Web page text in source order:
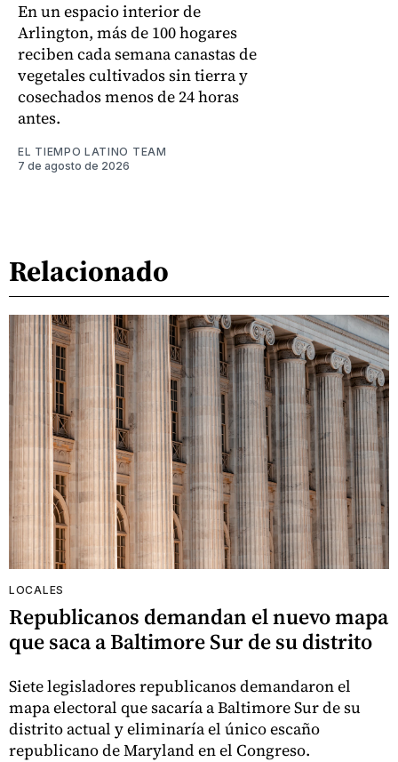
En un espacio interior de
Arlington, más de 100 hogares
reciben cada semana canastas de
vegetales cultivados sin tierra y
cosechados menos de 24 horas
antes.
EL TIEMPO LATINO TEAM
7 de agosto de 2026
Relacionado
LOCALES
Republicanos demandan el nuevo mapa
que saca a Baltimore Sur de su distrito
Siete legisladores republicanos demandaron el
mapa electoral que sacaría a Baltimore Sur de su
distrito actual y eliminaría el único escaño
republicano de Maryland en el Congreso.